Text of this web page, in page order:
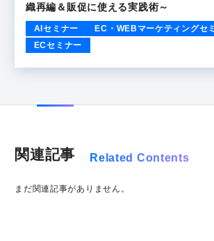
織再編＆販促に使える実践術～
AIセミナー EC・WEBマーケティングセ
ECセミナー
関連記事 Related Contents
まだ関連記事がありません。